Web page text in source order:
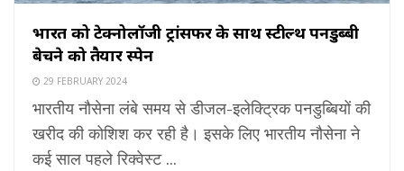
भारत को टेक्नोलॉजी ट्रांसफर के साथ स्टील्थ पनडुब्बी
बेचने को तैयार स्पेन
29 FEBRUARY 2024
भारतीय नौसेना लंबे समय से डीजल-इलेक्ट्रिक पनडुब्बियों की
खरीद की कोशिश कर रही है। इसके लिए भारतीय नौसेना ने
कई साल पहले रिक्वेस्ट ...